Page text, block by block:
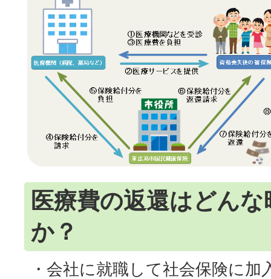
医療費の返還はどん
か？
・会社に就職して社会保険に加